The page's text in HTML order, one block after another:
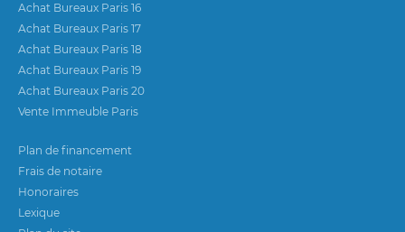
Achat Bureaux Paris 16
Achat Bureaux Paris 17
Achat Bureaux Paris 18
Achat Bureaux Paris 19
Achat Bureaux Paris 20
Vente Immeuble Paris
Plan de financement
Frais de notaire
Honoraires
Lexique